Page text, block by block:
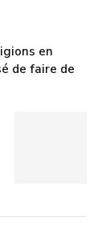
en
de faire de